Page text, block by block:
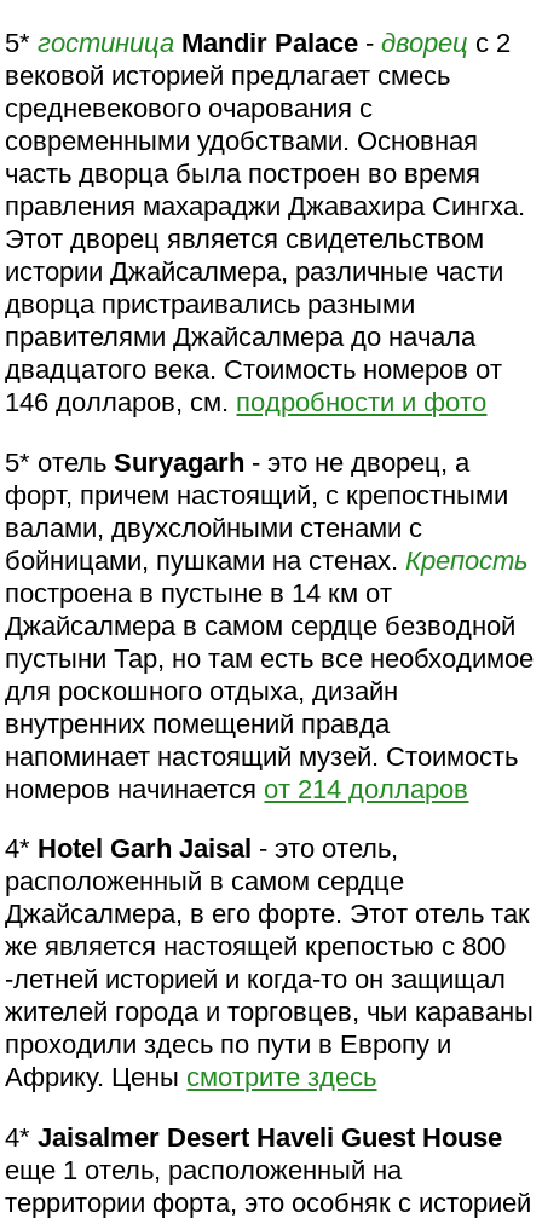
5*гостиница Mandir Palace -дворец с 2
вековой историей предлагает смесь
средневекового очарования с
современными удобствами. Основная
часть дворца была построен во время
правления махараджи Джавахира Сингха.
Этот дворец является свидетельством
истории Джайсалмера, различные части
дворца пристраивались разными
правителями Джайсалмера до начала
двадцатого века. Стоимость номеров от
146 долларов, см. подробности и фото
5* отельSuryagarh - это не дворец, а
форт, причем настоящий, с крепостными
валами, двухслойными стенами с
бойницами, пушками на стенах. Крепость
построена в пустыне в 14 км от
Джайсалмера в самом сердце безводной
пустыни Тар, но там есть все необходимое
для роскошного отдыха, дизайн
внутренних помещений правда
напоминает настоящий музей. Стоимость
номеров начинается от 214 долларов
4* Hotel Garh Jaisal - это отель,
расположенный в самом сердце
Джайсалмера, в его форте. Этот отель так
же является настоящей крепостью с 800
-летней историей и когда-то он защищал
жителей города и торговцев, чьи караваны
проходили здесь по пути в Европу и
Африку. Цены смотрите здесь
4*Jaisalmer Desert Haveli Guest House
еще 1 отель, расположенный на
территории форта, это особняк с историей